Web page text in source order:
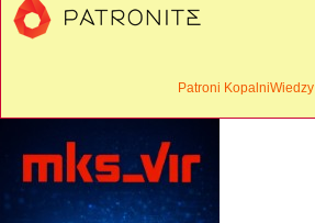
Patroni KopalniWiedzy